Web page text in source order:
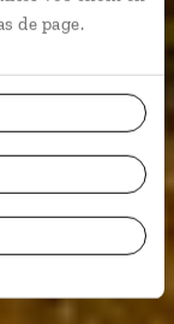
de page.
CANADA